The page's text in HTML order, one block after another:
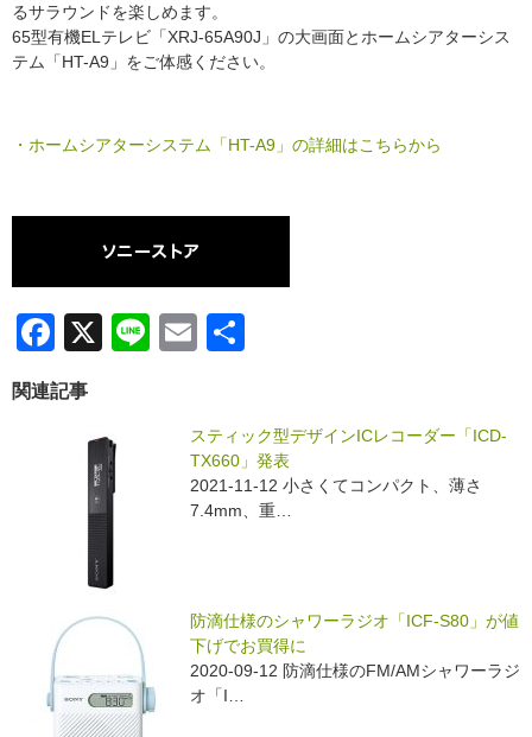
るサラウンドを楽しめます。
65型有機ELテレビ「XRJ-65A90J」の大画面とホームシアターシス
テム「HT-A9」をご体感ください。
・ホームシアターシステム「HT-A9」の詳細はこちらから
F
c
X
Li
E
関連記事
スティック型デザインICレコーダー「ICD-
TX660」発表
2021-11-12 小さくてコンパクト、薄さ
7.4mm、重…
防滴仕様のシャワーラジオ「ICF-S80」が値
下げでお買得に
2020-09-12 防滴仕様のFM/AMシャワーラジ
オ「I…